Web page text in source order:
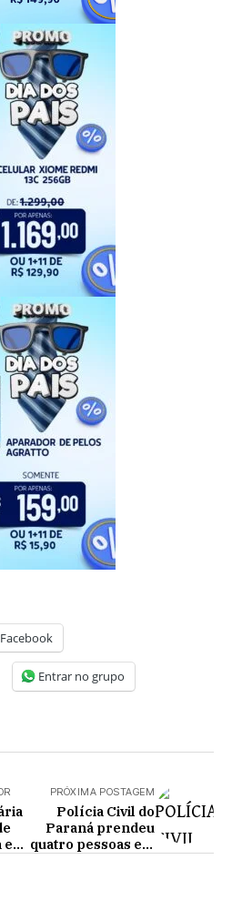
Facebook
Entrar no grupo
e
PRÓXIMA POSTAGEM
Polícia Civil do
Paraná prendeu
quatro pessoas em